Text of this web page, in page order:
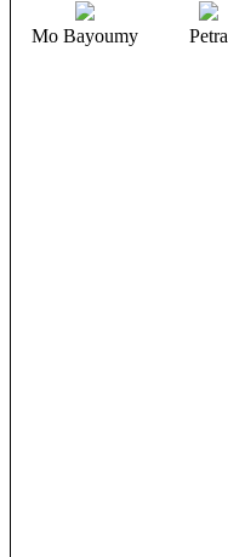
Mo Bayoumy Petra